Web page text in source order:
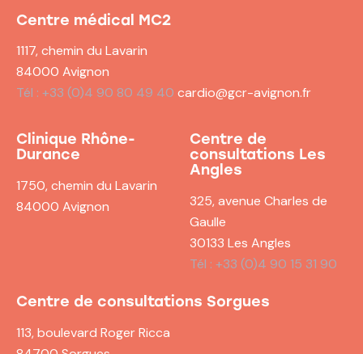
Centre médical MC2
1117, chemin du Lavarin
84000 Avignon
Tél : +33 (0)4 90 80 49 40 cardio@gcr-avignon.fr
Clinique Rhône-
Durance
1750, chemin du Lavarin
84000 Avignon
Centre de
consultations Les
Angles
325, avenue Charles de
Gaulle
30133 Les Angles
Tél : +33 (0)4 90 15 31 90
Centre de consultations Sorgues
113, boulevard Roger Ricca